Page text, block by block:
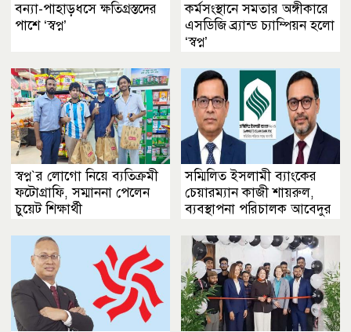
বন্যা-পাহাড়ধসে ক্ষতিগ্রস্তদের
পাশে ‘স্বপ্ন’
কর্মসংস্থানে সমতার অঙ্গীকারে
এসডিজি ব্র্যান্ড চ্যাম্পিয়ন হলো
‘স্বপ্ন’
স্বপ্ন‍‍`র লোগো নিয়ে ব্যতিক্রমী
ফটোগ্রাফি, সম্মাননা পেলেন
চুয়েট শিক্ষার্থী
সম্মিলিত ইসলামী ব্যাংকের
চেয়ারম্যান কাজী শায়রুল,
ব্যবস্থাপনা পরিচালক আবেদুর